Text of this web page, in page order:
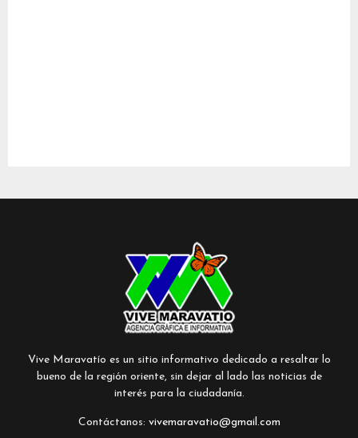
Vive Maravatío es un sitio informativo dedicado a resaltar lo
bueno de la región oriente, sin dejar al lado las noticias de
interés para la ciudadanía.
Contáctanos: vivemaravatio@gmail.com